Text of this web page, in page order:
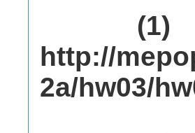
(1)
http://
2a/hw03/